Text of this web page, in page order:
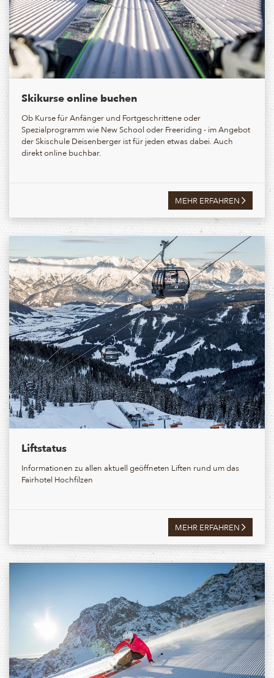
Skikurse online buchen
Ob Kurse für Anfänger und Fortgeschrittene oder
Spezialprogramm wie New School oder Freeriding - im Angebot
der Skischule Deisenberger ist für jeden etwas dabei. Auch
direkt online buchbar.
MEHR ERFAHREN
Liftstatus
Informationen zu allen aktuell geöffneten Liften rund um das
Fairhotel Hochfilzen
MEHR ERFAHREN